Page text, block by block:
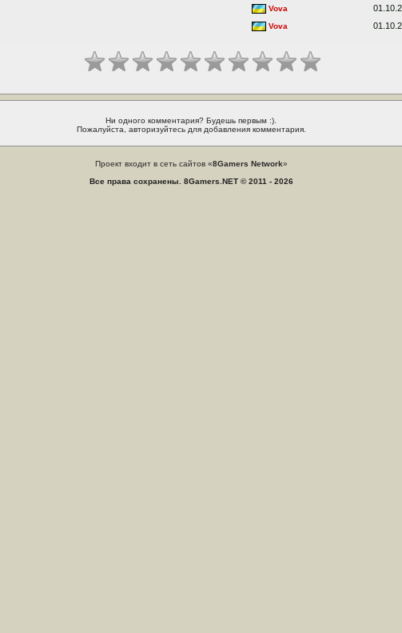
Vova
Vova
Ни одного комментария? Будешь первым :).
Пожалуйста, авторизуйтесь для добавления комментария.
Проект входит в сеть сайтов «8Gamers Network»
Все права сохранены. 8Gamers.NET © 2011 - 2026